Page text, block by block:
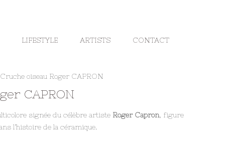
LIFESTYLE ARTISTS CONTACT
Cruche oiseau Roger CAPRON
CAPRON
signée du célèbre artiste Roger Capron , figure
l’histoire de la céramique.